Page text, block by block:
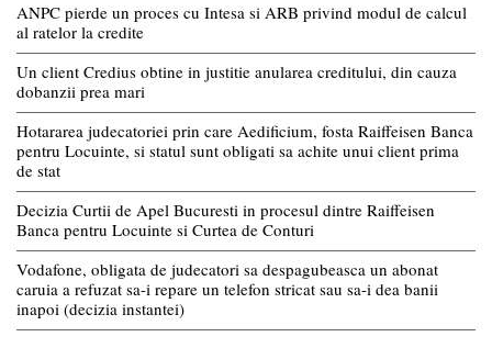
ANPC pierde un proces cu Intesa si ARB privind modul de calcul
al ratelor la credite
Un client Credius obtine in justitie anularea creditului, din cauza
dobanzii prea mari
Hotararea judecatoriei prin care Aedificium, fosta Raiffeisen Banca
pentru Locuinte, si statul sunt obligati sa achite unui client prima
de stat
Decizia Curtii de Apel Bucuresti in procesul dintre Raiffeisen
Banca pentru Locuinte si Curtea de Conturi
Vodafone, obligata de judecatori sa despagubeasca un abonat
caruia a refuzat sa-i repare un telefon stricat sau sa-i dea banii
inapoi (decizia instantei)